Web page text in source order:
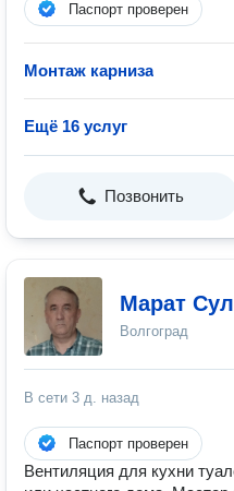
Паспорт проверен
Монтаж карниза
Ещё 16 услуг
Позвонить
Марат
Волгоград
В сети 3 д. назад
Паспорт проверен
Вентиляция для кухни